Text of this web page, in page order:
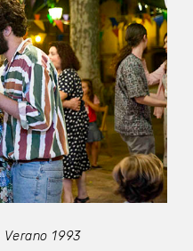
Verano 1993